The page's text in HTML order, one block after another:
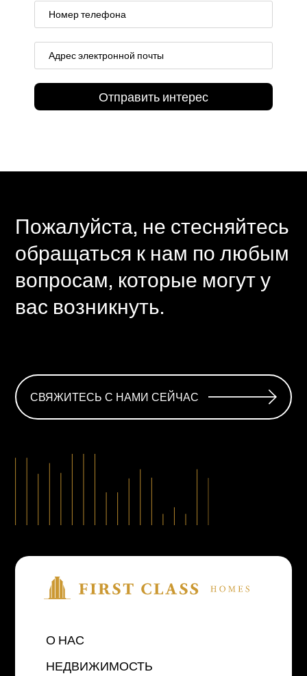
Пожалуйста, не стесняйтесь
обращаться к нам по любым
вопросам, которые могут у
вас возникнуть.
СВЯЖИТЕСЬ С НАМИ СЕЙЧАС
О НАС
НЕДВИЖИМОСТЬ